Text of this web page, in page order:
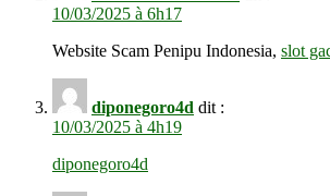
10/03/2025 à 6h17
Website Scam Penipu Indonesia, slot
diponegoro4d dit :
10/03/2025 à 4h19
diponegoro4d